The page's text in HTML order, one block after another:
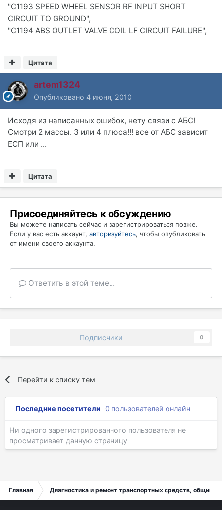
"C1193 SPEED WHEEL SENSOR RF INPUT SHORT
CIRCUIT TO GROUND",
"C1194 ABS OUTLET VALVE COIL LF CIRCUIT FAILURE",
Цитата
artem1324
Опубликовано 4 июня, 2010
Исходя из написанных ошибок, нету связи с АБС!
Смотри 2 массы. 3 или 4 плюса!!! все от АБС зависит
ЕСП или ...
Цитата
Присоединяйтесь к обсуждению
Вы можете написать сейчас и зарегистрироваться позже.
Если у вас есть аккаунт, авторизуйтесь, чтобы опубликовать
от имени своего аккаунта.
Ответить в этой теме...
Подписчики 0
Перейти к списку тем
Последние посетители 0 пользователей онлайн
Ни одного зарегистрированного пользователя не
просматривает данную страницу
Главная Диагностика и ремонт транспортных средств, общий